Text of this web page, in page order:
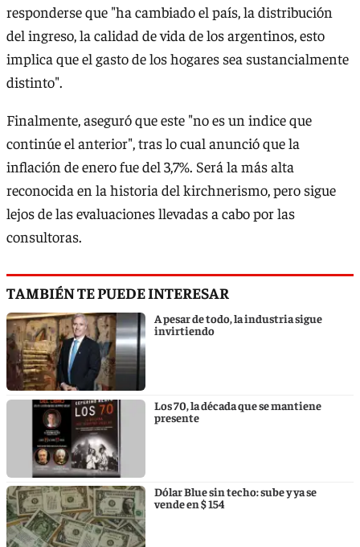
responderse que "ha cambiado el país, la distribución
del ingreso, la calidad de vida de los argentinos, esto
implica que el gasto de los hogares sea sustancialmente
distinto".
Finalmente, aseguró que este "no es un indice que
continúe el anterior", tras lo cual anunció que la
inflación de enero fue del 3,7%. Será la más alta
reconocida en la historia del kirchnerismo, pero sigue
lejos de las evaluaciones llevadas a cabo por las
consultoras.
TAMBIÉN TE PUEDE INTERESAR
A pesar de todo, la industria sigue
invirtiendo
Los 70, la década que se mantiene
presente
Dólar Blue sin techo: sube y ya se
vende en $ 154